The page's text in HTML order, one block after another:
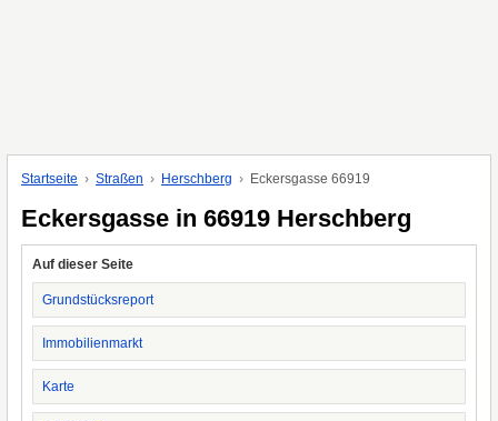
Startseite Straßen Herschberg Eckersgasse 66919
Eckersgasse in 66919 Herschberg
Auf dieser Seite
Grundstücksreport
Immobilienmarkt
Karte